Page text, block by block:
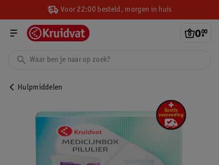
Voor 22:00 besteld, morgen in huis
0.
00
Hulpmiddelen